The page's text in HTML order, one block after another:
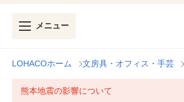
メニュー
LOHACOホーム 文房具・オフィス・手芸
熊本地震の影響について